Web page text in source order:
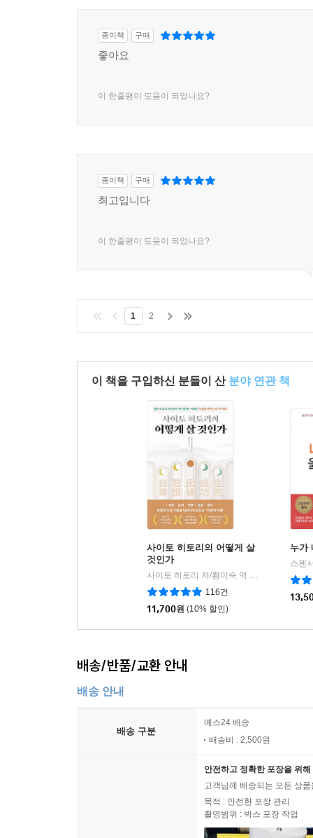
종이책 구매
좋아요
이 한줄평이 도움이 되었나요?
종이책 구매
최고입니다
이 한줄평이 도움이 되었나요?
1 2
이 책을 구입하신 분들이 산 분야 연관 책
사이토 히토리의 어떻게 살
것인가
사이토 히토리 저/황미숙 역 | 현대지성
116건
11,700원 (10% 할인)
누가
스펜
배송/반품/교환 안내
배송 안내
배송 구분
예스24 배송
배송비 : 2,500원
안전하고 정확한 포장을 위
고객님께 배송되는 모든 상
목적 : 안전한 포장 관리
촬영범위 : 박스 포장 작업